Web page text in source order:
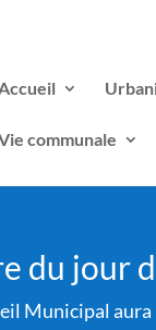
communale
du jour
Municipal